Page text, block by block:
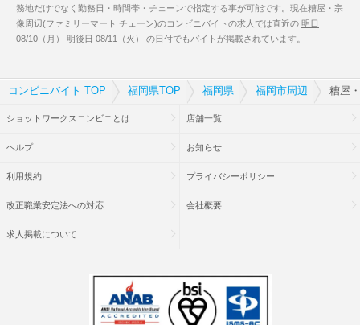
務地だけでなく勤務日・時間帯・チェーンで指定する事が可能です。現在糟屋・宗
像周辺(ファミリーマート チェーン)のコンビニバイトの求人では直近の 明日
08/10（月）
明後日 08/11（火） の日付でもバイトが掲載されています。
コンビニバイト TOP 福岡県TOP 福岡県 福岡市周辺 糟屋
ショットワークスコンビニとは 店舗一覧
ヘルプ お知らせ
利用規約 プライバシーポリシー
改正職業安定法への対応 会社概要
求人掲載について